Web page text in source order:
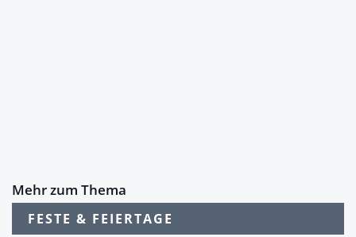
Mehr zum Thema
FESTE & FEIERTAGE